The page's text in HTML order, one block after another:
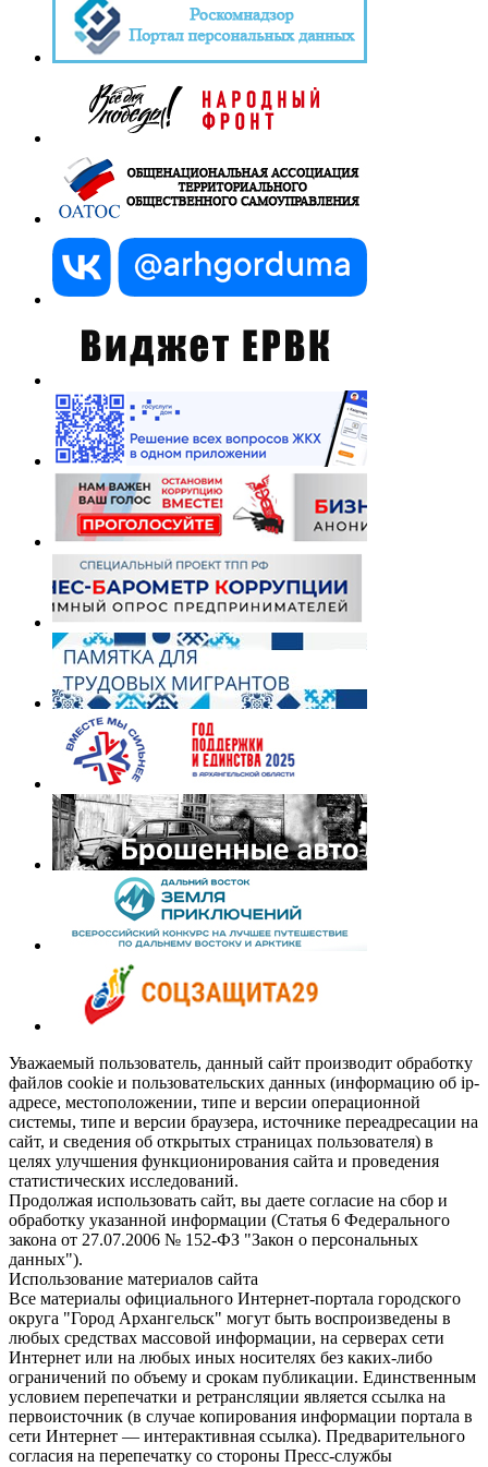
Уважаемый пользователь, данный сайт производит обработку
файлов cookie и пользовательских данных (информацию об ip-
адресе, местоположении, типе и версии операционной
системы, типе и версии браузера, источнике переадресации на
сайт, и сведения об открытых страницах пользователя) в
целях улучшения функционирования сайта и проведения
статистических исследований.
Продолжая использовать сайт, вы даете согласие на сбор и
обработку указанной информации (Статья 6 Федерального
закона от 27.07.2006 № 152-ФЗ "Закон о персональных
данных").
Использование материалов сайта
Все материалы официального Интернет-портала городского
округа "Город Архангельск" могут быть воспроизведены в
любых средствах массовой информации, на серверах сети
Интернет или на любых иных носителях без каких-либо
ограничений по объему и срокам публикации. Единственным
условием перепечатки и ретрансляции является ссылка на
первоисточник (в случае копирования информации портала в
сети Интернет — интерактивная ссылка). Предварительного
согласия на перепечатку со стороны Пресс-службы